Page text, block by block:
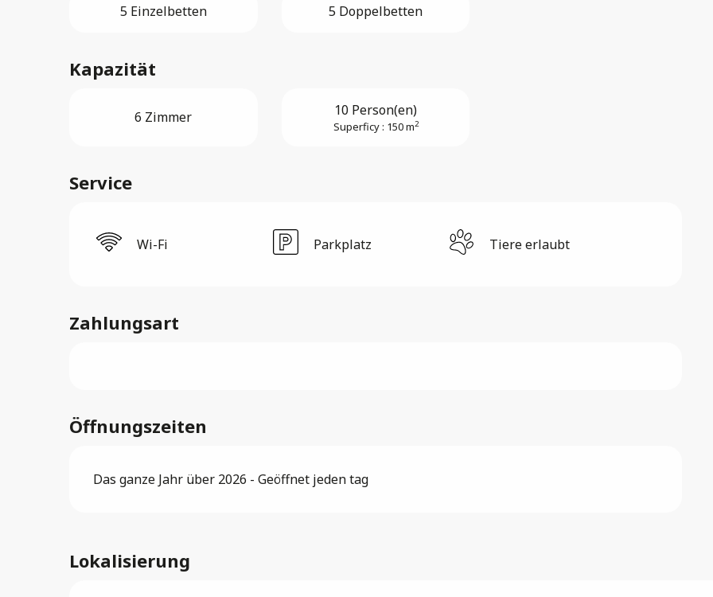
5 Einzelbetten 5 Doppelbetten
Kapazität
6 Zimmer 10 Person(en)
Superficy : 150 m2
Service
Wi-Fi Parkplatz Tiere erlaubt
Zahlungsart
Öffnungszeiten
Das ganze Jahr über 2026 - Geöffnet jeden tag
Lokalisierung